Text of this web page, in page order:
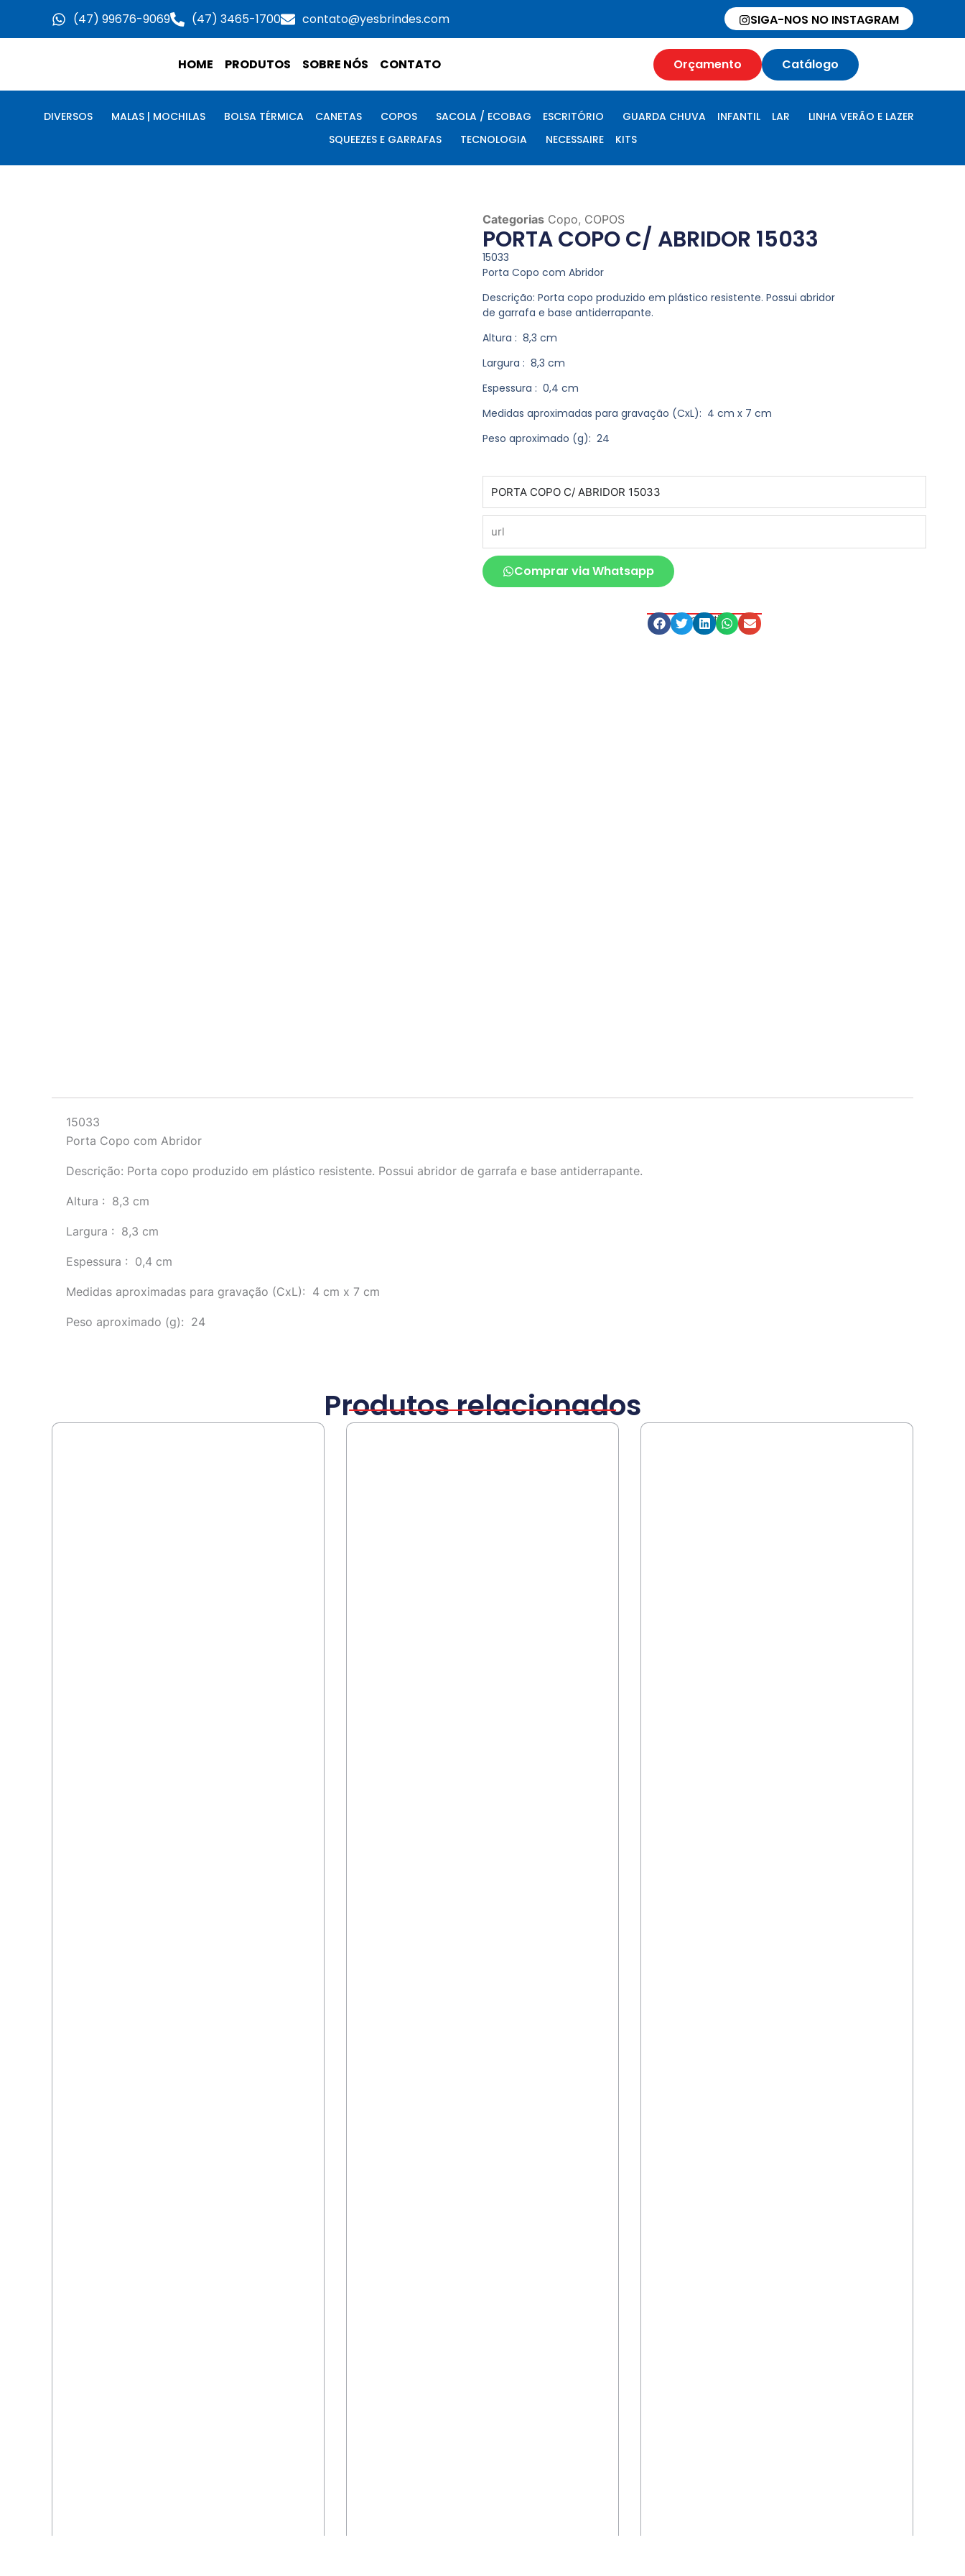
(47) 99676-9069 (47) 3465-1700 contato@yesbrindes.com SIGA-NOS NO INSTAGRAM
HOME PRODUTOS SOBRE NÓS CONTATO Orçamento Catálogo
DIVERSOS MALAS | MOCHILAS BOLSA TÉRMICA CANETAS COPOS SACOLA / ECOBAG ESCRITÓRIO GUARDA CHUVA INFANTIL LAR
LINHA VERÃO E LAZER
SQUEEZES E GARRAFAS
TECNOLOGIA NECESSAIRE KITS
Categorias Copo, COPOS
PORTA COPO C/ ABRIDOR 15033
15033
Porta Copo com Abridor
Descrição: Porta copo produzido em plástico resistente. Possui abridor
de garrafa e base antiderrapante.
Altura : 8,3 cm
Largura : 8,3 cm
Espessura : 0,4 cm
Medidas aproximadas para gravação (CxL): 4 cm x 7 cm
Peso aproximado (g): 24
Comprar via Whatsapp
Compartilhe
15033
Porta Copo com Abridor
Descrição: Porta copo produzido em plástico resistente. Possui abridor de garrafa e base antiderrapante.
Altura : 8,3 cm
Largura : 8,3 cm
Espessura : 0,4 cm
Medidas aproximadas para gravação (CxL): 4 cm x 7 cm
Peso aproximado (g): 24
Produtos relacionados